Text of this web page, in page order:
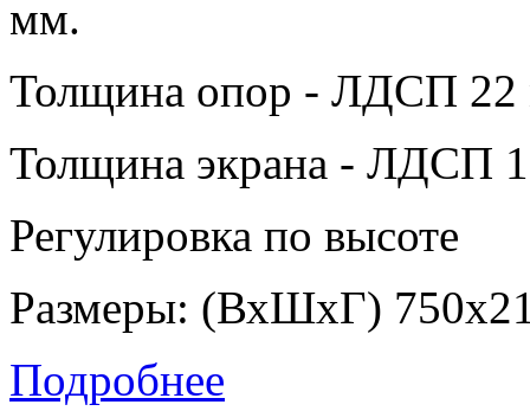
мм.
Толщина опор - ЛДСП
Толщина экрана - ЛДСП
Регулировка по высоте
Размеры: (ВхШхГ)
Подробнее